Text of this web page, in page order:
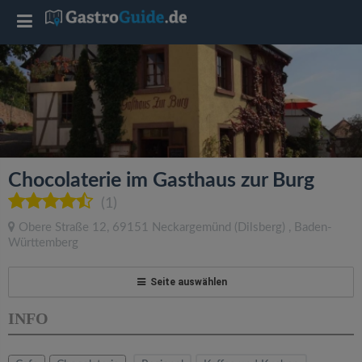
Chocolaterie im Gasthaus zur Burg
(1)
Obere Straße 12, 69151 Neckargemünd (Dilsberg) , Baden-
Württemberg
Seite auswählen
INFO
T
o
g
l
e
a